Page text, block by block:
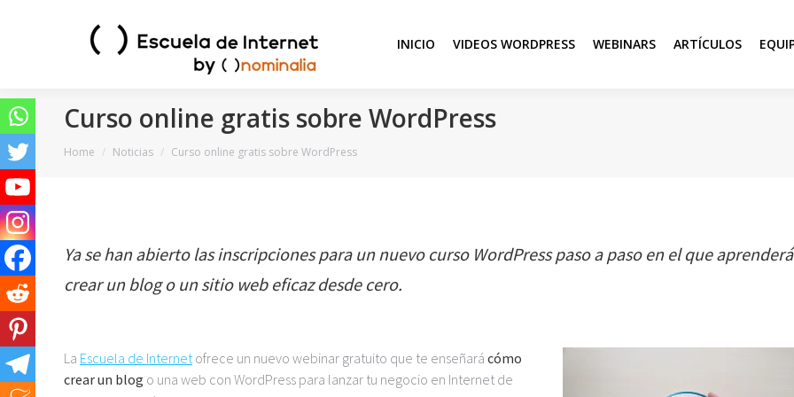
INICIO VIDEOS WORDPRESS WEBINARS ARTÍCULOS
Curso online gratis sobre WordPress
You are here:
Home Noticias Curso online gratis sobre WordPress
Ya se han abierto las inscripciones para un nuevo curso WordPress paso a pasoen el que aprender
crear un blog o un sitio web eficaz desde cero.
La Escuela de Internetofrece un nuevo webinar gratuito que te enseñará cómo
crear un blog o una web con WordPress para lanzar tu negocio en Internet de